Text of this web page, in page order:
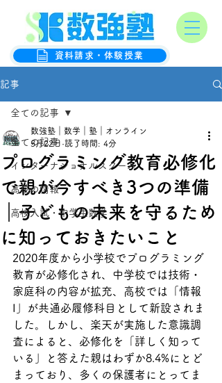
数強塾
オンライン数学克服塾
資料請求・体験授業
記事
全ての記事
インターナショナルスクール
高校の情報
高校入試・中学生数学
全ての記事
プログラミング教育必修化
で親が今すべき3つの準備
｜子どもの未来を守るため
に知っておきたいこと
数強塾｜数学｜塾｜オンライン
5月22日 読了時間: 4分
2020年度から小学校でプログラミング
教育が必修化され、中学校では技術・
家庭科の内容が拡充、高校では「情報
I」が共通必履修科目として新設されま
した。しかし、楽天が実施した意識調
査によると、必修化を「詳しく知って
いる」と答えた親はわずか8.4%にとど
まっており、多くの保護者にとってま